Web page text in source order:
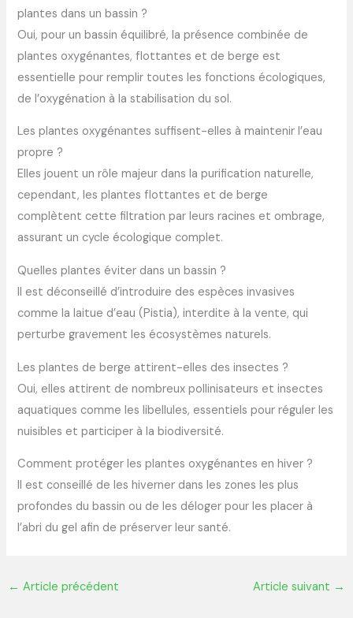
plantes dans un bassin ?
Oui, pour un bassin équilibré, la présence combinée de
plantes oxygénantes, flottantes et de berge est
essentielle pour remplir toutes les fonctions écologiques,
de l’oxygénation à la stabilisation du sol.
Les plantes oxygénantes suffisent-elles à maintenir l’eau
propre ?
Elles jouent un rôle majeur dans la purification naturelle,
cependant, les plantes flottantes et de berge
complètent cette filtration par leurs racines et ombrage,
assurant un cycle écologique complet.
Quelles plantes éviter dans un bassin ?
Il est déconseillé d’introduire des espèces invasives
comme la laitue d’eau (Pistia), interdite à la vente, qui
perturbe gravement les écosystèmes naturels.
Les plantes de berge attirent-elles des insectes ?
Oui, elles attirent de nombreux pollinisateurs et insectes
aquatiques comme les libellules, essentiels pour réguler les
nuisibles et participer à la biodiversité.
Comment protéger les plantes oxygénantes en hiver ?
Il est conseillé de les hiverner dans les zones les plus
profondes du bassin ou de les déloger pour les placer à
l’abri du gel afin de préserver leur santé.
← Article précédent Article suivant →